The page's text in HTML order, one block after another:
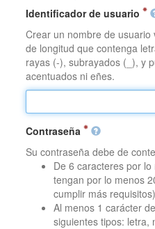
Identificador de usuario
Crear un nombre de
de longitud que contenga
rayas (-), subrayados (_), y
acentuados ni eñes.
Contraseña
Su contraseña debe de
De 6 caracteres por
tengan por lo menos
cumplir más requisitos)
Al menos 1 carácter
siguientes tipos: letra,